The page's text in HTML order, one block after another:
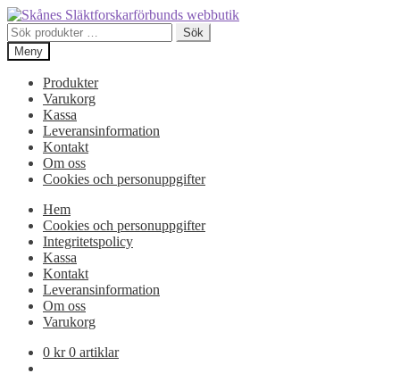
Hoppa
till
navigering
Hoppa
till
innehåll
Sök
efter:
Sök
Meny
Produkter
Varukorg
Kassa
Leveransinformation
Kontakt
Om oss
Cookies och personuppgifter
Hem
Cookies och personuppgifter
Integritetspolicy
Kassa
Kontakt
Leveransinformation
Om oss
Varukorg
0 kr 0 artiklar